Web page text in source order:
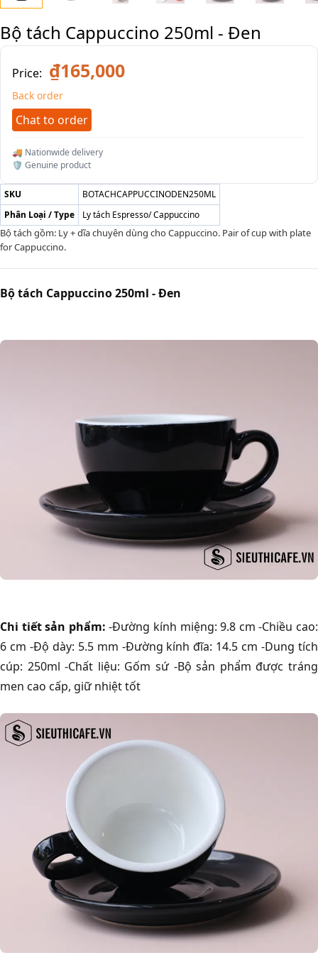
Bộ tách Cappuccino 250ml - Đen
Price: ₫165,000
Back order
Chat to order
🚚 Nationwide delivery
🛡️ Genuine product
SKU
BOTACHCAPPUCCINODEN250ML
Phân Loại / Type
Ly tách Espresso/ Cappuccino
Bộ tách gồm: Ly + dĩa chuyên dùng cho Cappuccino. Pair of cup with plate
for Cappuccino.
Bộ tách Cappuccino 250ml - Đen
Chi tiết sản phẩm: -Đường kính miệng: 9.8 cm -Chiều cao:
6 cm -Độ dày: 5.5 mm -Đường kính đĩa: 14.5 cm -Dung tích
cúp: 250ml -Chất liệu: Gốm sứ -Bộ sản phẩm được tráng
men cao cấp, giữ nhiệt tốt